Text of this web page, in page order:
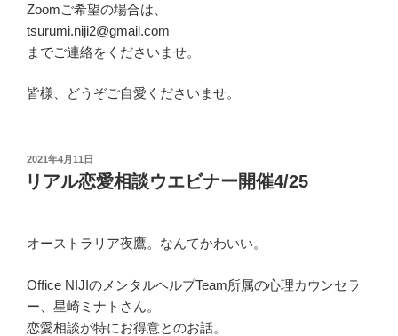
Zoomご希望の場合は、
tsurumi.niji2@gmail.com
までご連絡をくださいませ。
皆様、どうぞご自愛くださいませ。
投
稿
日:
2021年4月11日
リアル恋愛相談ウエビナー開催4/25
オーストラリア夜鷹。なんてかわいい。
Office NIJIのメンタルヘルプTeam所属の心理カウンセラ
ー、星崎ミナトさん。
恋愛相談が特にお得意とのお話。